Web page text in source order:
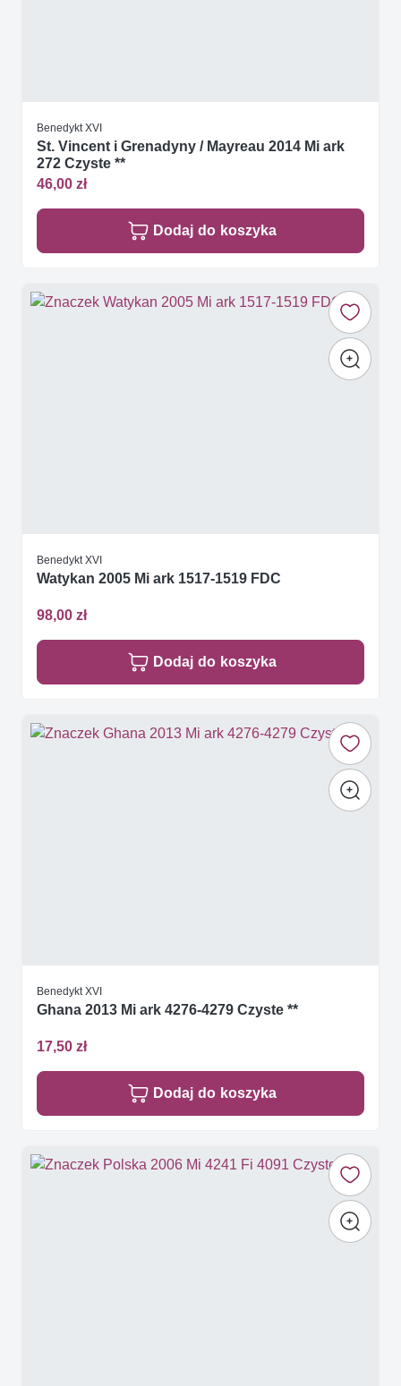
Benedykt XVI
St. Vincent i Grenadyny / Mayreau 2014 Mi ark
272 Czyste **
46,00 zł
Dodaj do koszyka
Benedykt XVI
Watykan 2005 Mi ark 1517-1519 FDC
98,00 zł
Dodaj do koszyka
Benedykt XVI
Ghana 2013 Mi ark 4276-4279 Czyste **
17,50 zł
Dodaj do koszyka